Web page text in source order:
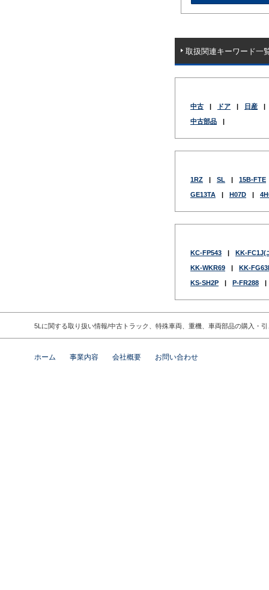
取扱関連キーワード一
中古 | ドア | 日産 |
中古部品 |
1RZ | SL | 15B-FTE
GE13TA | H07D |
KC-FP543 | KK-FC1J(
KK-WKR69 | KK-
KS-SH2P | P-FR288 |
5Lに関する取り扱い情報/中古トラック、特殊車両、重機、車両部品の購入・
ホーム 事業内容 会社概要 お問い合わせ